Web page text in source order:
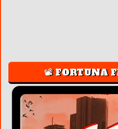
📽️ FORTUNA